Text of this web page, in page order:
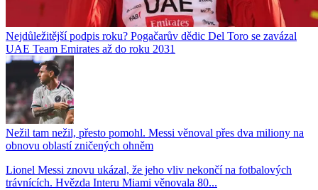
Nejdůležitější podpis roku? Pogačarův dědic Del Toro se zavázal
UAE Team Emirates až do roku 2031
Nežil tam nežil, přesto pomohl. Messi věnoval přes dva miliony na
obnovu oblastí zničených ohněm
Lionel Messi znovu ukázal, že jeho vliv nekončí na fotbalových
trávnících. Hvězda Interu Miami věnovala 80...